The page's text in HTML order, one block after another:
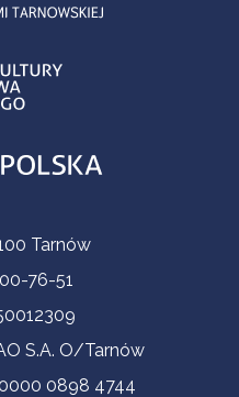
Tarnów
76-51
S.A. O/Tarnów
0000 0898 4744